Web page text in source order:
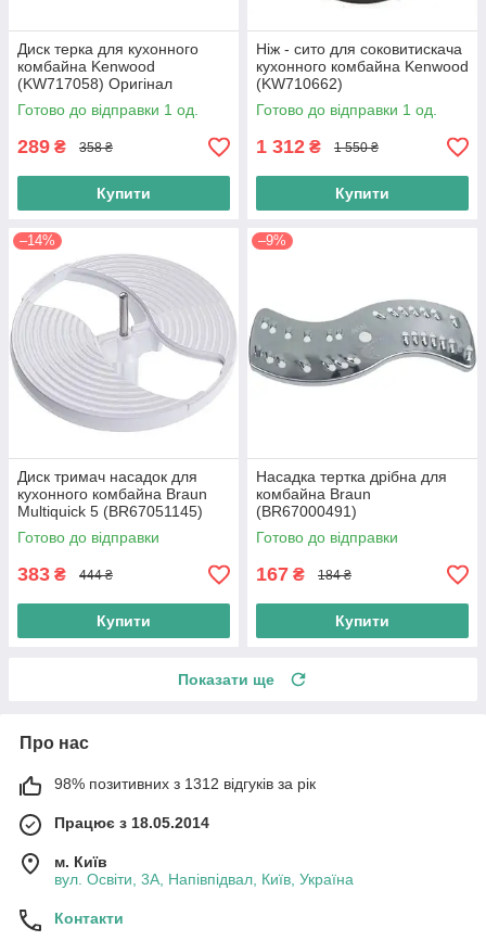
Диск терка для кухонного
комбайна Kenwood
(KW717058) Оригінал
Готово до відправки 1 од.
289 ₴ 358 ₴
Купити
Ніж - сито для соковитискача
кухонного комбайна Kenwood
(KW710662)
Готово до відправки 1 од.
1 312 ₴ 1 550 ₴
Купити
–14%
Диск тримач насадок для
кухонного комбайна Braun
Multiquick 5 (BR67051145)
Готово до відправки
383 ₴ 444 ₴
Купити
–9%
Насадка тертка дрібна для
комбайна Braun
(BR67000491)
Готово до відправки
167 ₴ 184 ₴
Купити
Показати ще
Про нас
98% позитивних з 1312 відгуків за рік
Працює з 18.05.2014
м. Київ
вул. Освіти, 3А, Напівпідвал, Київ, Україна
Контакти